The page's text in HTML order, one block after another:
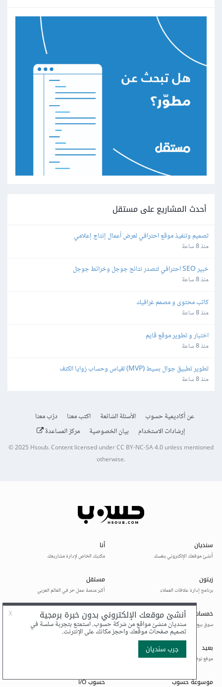
أحدث المشاريع على مستقل
تصميم وتنفيذ موقع احترافي لعرض أعمال إنتاج إعلامي
منذ 8 ساعة
خبير SEO احترافي لتصدر نتائج جوجل وخرائط جوجل
منذ 8 ساعة
كاتب محتوى و مصمم غرافيك
منذ 8 ساعة
اختبار و تطوير موقع قايم
منذ 8 ساعة
تطوير تطبيق جوال بسيط (MVP) لقياس وحساب زوايا الكتف
منذ 8 ساعة
عن أكاديمية حسوب الأسئلة الشائعة اكتب معنا
درّب معنا
إرشادات الاستخدام
بيان الخصوصية مركز المساعدة
© 2025 Hsoub.Content licensed underCC BY-NC-SA 4.0unless mentioned
otherwise.